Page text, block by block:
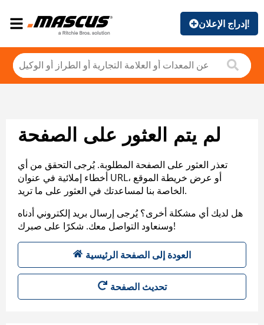
إدراج الإعلان!
لم يتم العثور على الصفحة
تعذر العثور على الصفحة المطلوبة. يُرجى التحقق من أي
أخطاء إملائية في عنوان URL، أو عرض خريطة الموقع
الخاصة بنا لمساعدتك في العثور على ما تريد.
هل لديك أي مشكلة أخرى؟ يُرجى إرسال بريد إلكتروني أدناه
وسنعاود التواصل معك. شكرًا على صبرك!
العودة إلى الصفحة الرئيسية
تحديث الصفحة